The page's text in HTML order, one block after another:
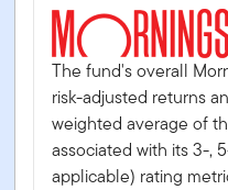
The fund's overall
risk-adjusted returns
weighted average of
associated with its 3-,
applicable) rating